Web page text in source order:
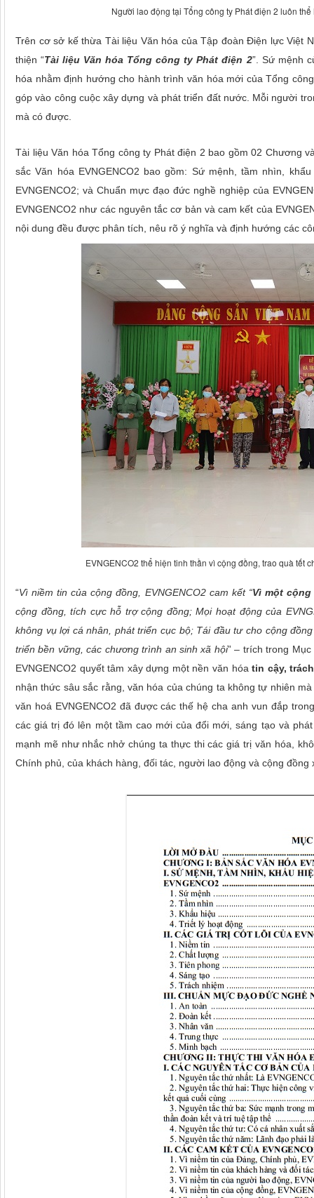
Người lao động tại Tổng công ty Phát điện 2 luôn
Trên cơ sở kế thừa Tài liệu Văn hóa của Tập đoàn Điện lực Việt
thiện “Tài liệu Văn hóa Tổng công ty Phát điện 2”. Sứ mệnh
hóa nhằm định hướng cho hành trình văn hóa mới của Tổng
góp vào công cuộc xây dựng và phát triển đất nước. Mỗi người
mà có được.
Tài liệu Văn hóa Tổng công ty Phát điện 2 bao gồm 02 Chương
sắc Văn hóa EVNGENCO2 bao gồm: Sứ mệnh, tầm nhìn,
EVNGENCO2; và Chuẩn mực đạo đức nghề nghiệp của
EVNGENCO2 như các nguyên tắc cơ bản và cam kết của
nội dung đều được phân tích, nêu rõ ý nghĩa và định hướng các
EVNGENCO2 thể hiện tinh thần vì cộng đồng, trao quà tết
“Vì niềm tin của cộng đồng, EVNGENCO2 cam kết “Vì một
cộng đồng, tích cực hỗ trợ cộng đồng; Mọi hoạt động của
không vụ lợi cá nhân, phát triển cục bộ; Tái đầu tư cho cộng
triển bền vững, các chương trình an sinh xã hội” – trích trong
EVNGENCO2 quyết tâm xây dựng một nền văn hóatin cậy,
nhận thức sâu sắc rằng, văn hóa của chúng ta không tự nhiên
văn hoá EVNGENCO2 đã được các thế hệ cha anh vun đắp
các giá trị đó lên một tầm cao mới của đổi mới, sáng tạo và
mạnh mẽ như nhắc nhở chúng ta thực thi các giá trị văn hóa,
Chính phủ, của khách hàng, đối tác, người lao động và cộng đồng